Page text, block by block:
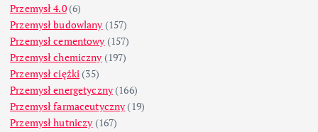
Przemysł 4.0(6)
Przemysł budowlany (157)
Przemysł cementowy (157)
Przemysł chemiczny (197)
Przemysł ciężki (35)
Przemysł energetyczny (166)
Przemysł farmaceutyczny (19)
Przemysł hutniczy (167)